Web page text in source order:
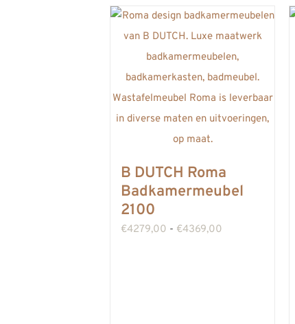
B DUTCH Roma
Badkamermeubel
2100
€4279,00 - €4369,00